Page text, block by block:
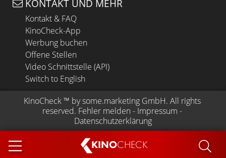
KINOCHECK
KONTAKT UND MEHR
Kontakt & FAQ
KinoCheck-App
Werbung buchen
Offene Stellen
Video Schnittstelle (API)
Switch to English
KinoCheck ™ by some.marketing GmbH. All rights
reserved. Fehler melden - Impressum -
Datenschutzerklärung